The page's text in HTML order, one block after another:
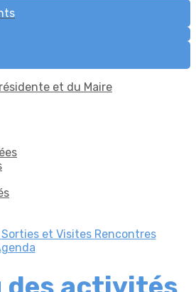
et du Maire
Sorties et Visites Rencontres